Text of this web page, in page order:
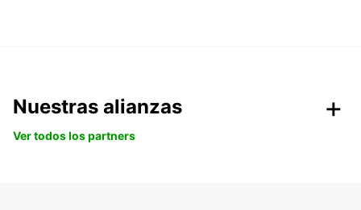
Nuestras alianzas
Ver todos los partners